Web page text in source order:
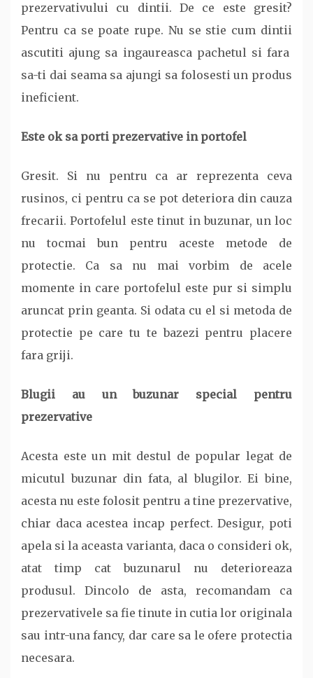
prezervativului cu dintii. De ce este gresit?
Pentru ca se poate rupe. Nu se stie cum dintii
ascutiti ajung sa ingaureasca pachetul si fara
sa-ti dai seama sa ajungi sa folosesti un produs
ineficient.
Este ok sa porti prezervative in portofel
Gresit. Si nu pentru ca ar reprezenta ceva
rusinos, ci pentru ca se pot deteriora din cauza
frecarii. Portofelul este tinut in buzunar, un loc
nu tocmai bun pentru aceste metode de
protectie. Ca sa nu mai vorbim de acele
momente in care portofelul este pur si simplu
aruncat prin geanta. Si odata cu el si metoda de
protectie pe care tu te bazezi pentru placere
fara griji.
Blugii au un buzunar special pentru
prezervative
Acesta este un mit destul de popular legat de
micutul buzunar din fata, al blugilor. Ei bine,
acesta nu este folosit pentru a tine prezervative,
chiar daca acestea incap perfect. Desigur, poti
apela si la aceasta varianta, daca o consideri ok,
atat timp cat buzunarul nu deterioreaza
produsul. Dincolo de asta, recomandam ca
prezervativele sa fie tinute in cutia lor originala
sau intr-una fancy, dar care sa le ofere protectia
necesara.